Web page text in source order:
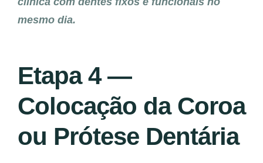
mesmo dia.
Etapa 4 —
Colocação da Coroa
ou Prótese Dentária